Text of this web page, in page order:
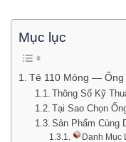
Mục lục
Tê 110 Mỏng — Ống
Thông Số Kỹ
Tại Sao Chọn
Sản Phẩm Cùng
Danh Mục